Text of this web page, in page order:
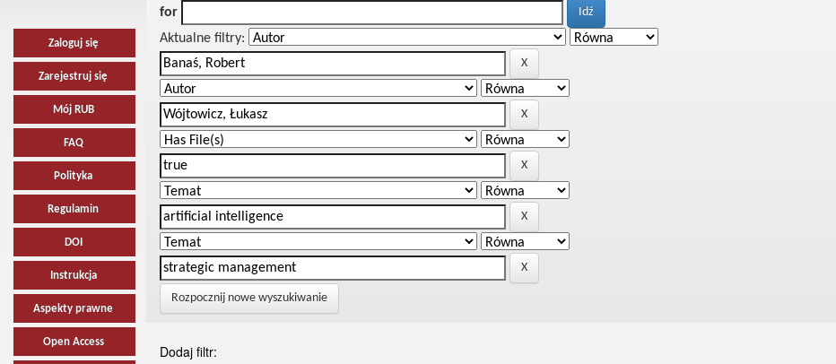
Zaloguj się
Zarejestruj się
Mój RUB
FAQ
Polityka
Regulamin
DOI
Instrukcja
Aspekty prawne
Open Access
for
Aktualne filtry:
Rozpocznij nowe wyszukiwanie
Dodaj filtr: